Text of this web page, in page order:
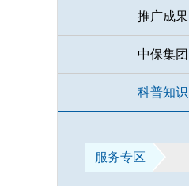
推广成果
中保集团
科普知识
服务专区